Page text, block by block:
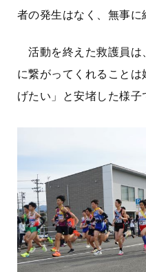
者の発生はなく、無事に
活動を終えた救護員は
に繋がってくれること
げたい」と安堵した様子